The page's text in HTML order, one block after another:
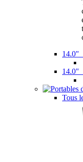
14.0"
14.0"
Tous